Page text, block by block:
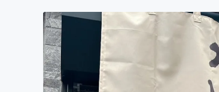
アート・写真
テクノロジー・ガジェット